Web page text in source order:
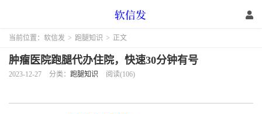
当前位置： 软信发 > 跑腿知识 > 正文
肿瘤医院跑腿代办住院，快速30分钟有号
2023-12-27 分类： 跑腿知识 阅读(106)